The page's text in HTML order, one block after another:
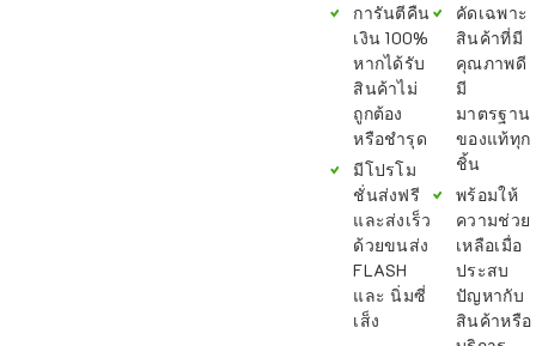
การันตีคืน
เงิน 100%
หากได้รับ
สินค้าไม่
ถูกต้อง
หรือชำรุด
มีโปรโม
ชั่นส่งฟรี
และส่งเร็ว
ด้วยขนส่ง
FLASH
และ นิ่มซี่
เส็ง
คัดเฉพาะ
สินค้าที่มี
คุณภาพดี
มี
มาตรฐาน
ของแท้ทุก
ชิ้น
พร้อมให้
ความช่วย
เหลือเมื่อ
ประสบ
ปัญหากับ
สินค้าหรือ